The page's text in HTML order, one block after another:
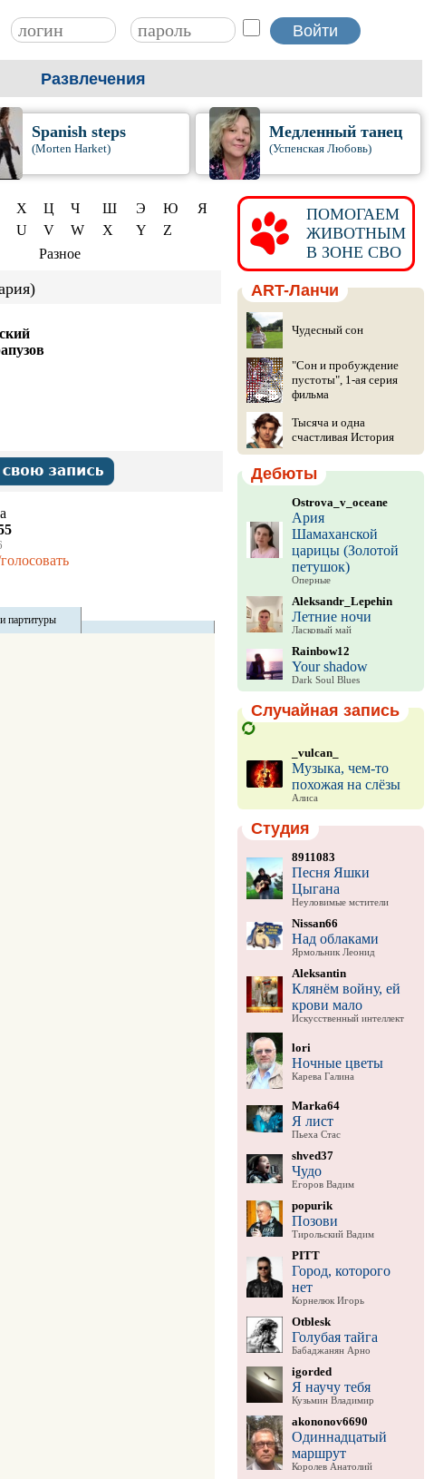
Развлечения
Spanish steps
(Morten Harket)
Медленный танец
(Успенская Любовь)
Х Ц Ч Ш Э Ю
Я
U V W X Y
Z
Разное
партитуры
ПОМОГАЕМ
ЖИВОТНЫМ
В ЗОНЕ СВО
ART-Ланчи
Чудесный сон
"Сон и пробуждение
пустоты", 1-ая серия
фильма
Тысяча и одна
счастливая История
Дебюты
Ostrova_v_oceane
Ария
Шамаханской
царицы (Золотой
петушок)
Оперные
Aleksandr_Lepehin
Летние ночи
Ласковый май
Rainbow12
Your shadow
Dark Soul Blues
Случайная запись
_vulcan_
Музыка, чем-то
похожая на слёзы
Алиса
Студия
8911083
Песня Яшки
Цыгана
Неуловимые мстители
Nissan66
Над облаками
Ярмольник Леонид
Aleksantin
Клянём войну, ей
крови мало
Искусственный интеллект
lori
Ночные цветы
Карева Галина
Marka64
Я лист
Пьеха Стас
shved37
Чудо
Егоров Вадим
popurik
Позови
Тирольский Вадим
PITT
Город, которого
нет
Корнелюк Игорь
Otblesk
Голубая тайга
Бабаджанян Арно
igorded
Я научу тебя
Кузьмин Владимир
akononov6690
Одиннадцатый
маршрут
Королев Анатолий